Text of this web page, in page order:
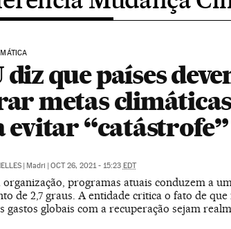
diz que países
metas
evitar “catástrofe”
| Madri | OCT 26, 2021 - 15:23 EDT
organização, programas atuais conduzem a
de 2,7 graus. A entidade critica o fato de que
gastos globais com a recuperação sejam